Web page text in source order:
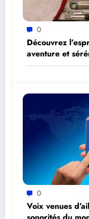
0
Découvrez
aventure et
0
Voix venues